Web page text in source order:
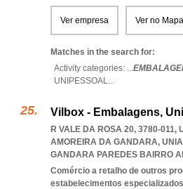
Ver empresa Ver no Mapa
Matches in the search for:
Activity categories: ...
UNIPESSOAL...
Vilbox - Embalagens,
R VALE DA ROSA 20, 3780-011,
AMOREIRA DA GANDARA,
GANDARA PAREDES BAIRRO
Comércio a retalho de outros
estabelecimentos